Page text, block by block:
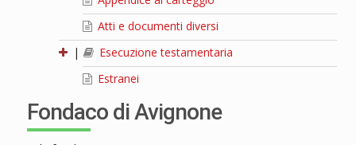
Atti e documenti diversi
|
Esecuzione testamentaria
Estranei
Fondaco di Avignone